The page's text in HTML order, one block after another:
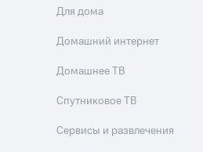
Для дома
Домашний интернет
Домашнее ТВ
Спутниковое ТВ
Сервисы и развлечения